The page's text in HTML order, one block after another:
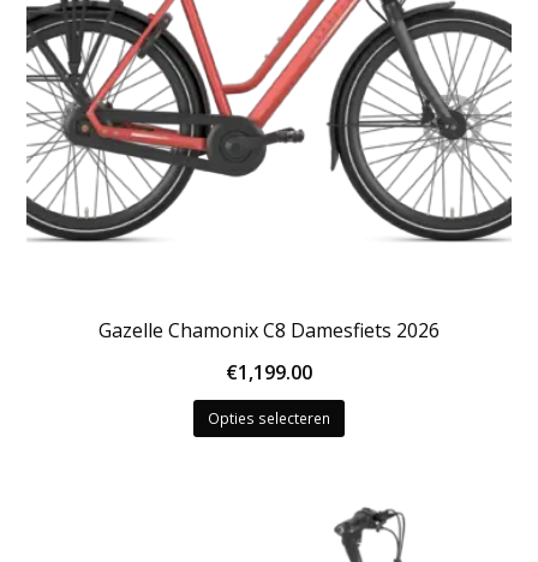
de
productpagina
Gazelle Chamonix C8 Damesfiets 2026
€1,199.00
Opties selecteren
Dit
Deze
optie